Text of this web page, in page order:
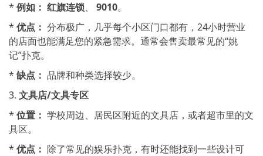
* 例如： 红旗连锁、 9010。
* 优点： 分布极广，几乎每个小区门口都有，24小时营业
的店面也能满足您的紧急需求。通常会售卖最常见的“姚
记”扑克。
* 缺点： 品牌和种类选择较少。
3. 文具店/文具专区
* 位置： 学校周边、居民区附近的文具店，或者超市里的文
具区。
* 优点： 除了常见的娱乐扑克，有时还能找到一些设计可